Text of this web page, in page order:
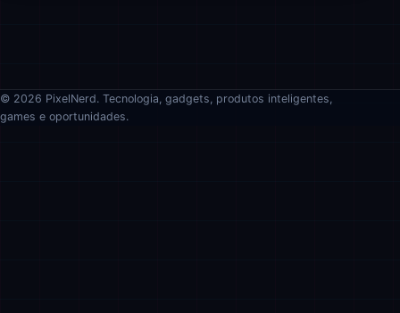
© 2026 PixelNerd. Tecnologia, gadgets, produtos inteligentes,
games e oportunidades.